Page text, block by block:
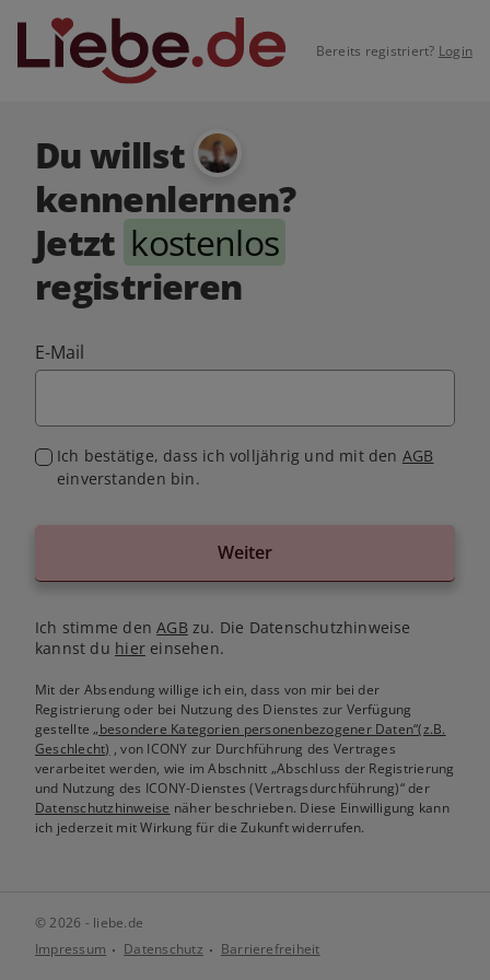
Bereits registriert? Login
Du willst
kennenlernen?
Jetzt kostenlos
registrieren
E-Mail
Ich bestätige, dass ich volljährig und mit den AGB
einverstanden bin.
Weiter
Ich stimme denAGB zu. Die Datenschutzhinweise
kannst du hiereinsehen.
Mit der Absendung willige ich ein, dass von mir bei der
Registrierung oder bei Nutzung des Dienstes zur Verfügung
gestellte„besondere Kategorien personenbezogener Daten“(z.B.
Geschlecht) , von ICONY zur Durchführung des Vertrages
verarbeitet werden, wie im Abschnitt „Abschluss der Registrierung
und Nutzung des ICONY-Dienstes (Vertragsdurchführung)“ der
Datenschutzhinweise näher beschrieben. Diese Einwilligung kann
ich jederzeit mit Wirkung für die Zukunft widerrufen.
© 2026 - liebe.de
Impressum
Datenschutz Barrierefreiheit